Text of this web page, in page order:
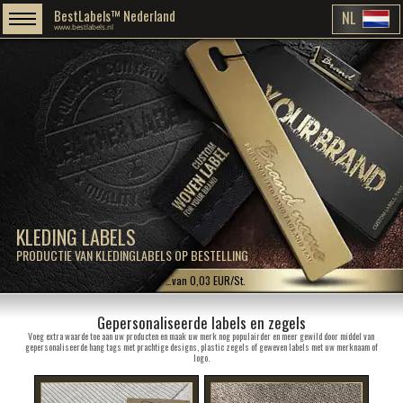
KLEDING LABELS
PRODUCTIE VAN KLEDINGLABELS OP BESTELLING
BestLabels™ Nederland
www.bestlabels.nl NL
…van 0,03 EUR/St.
Gepersonaliseerde labels en zegels
Voeg extra waarde toe aan uw producten en maak uw merk nog populairder en meer gewild door middel van
gepersonaliseerde hang tags met prachtige designs, plastic zegels of geweven labels met uw merknaam of
logo.